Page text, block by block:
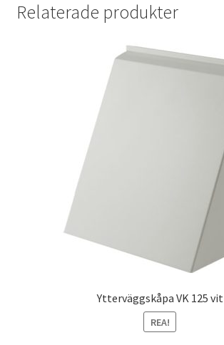
Relaterade produkter
Ytterväggskåpa VK 125 vit
REA!